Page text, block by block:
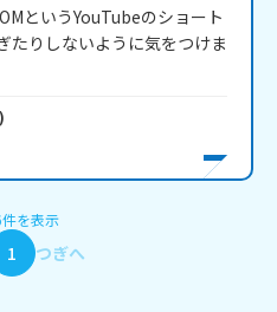
というYouTubeのショート
たりしないように気をつけま
)
件を表示
1 つぎへ